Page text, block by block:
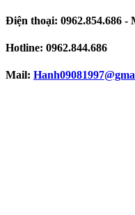
Điện thoại: 0962.854.686 -
Hotline: 0962.844.686
Mail: Hanh09081997